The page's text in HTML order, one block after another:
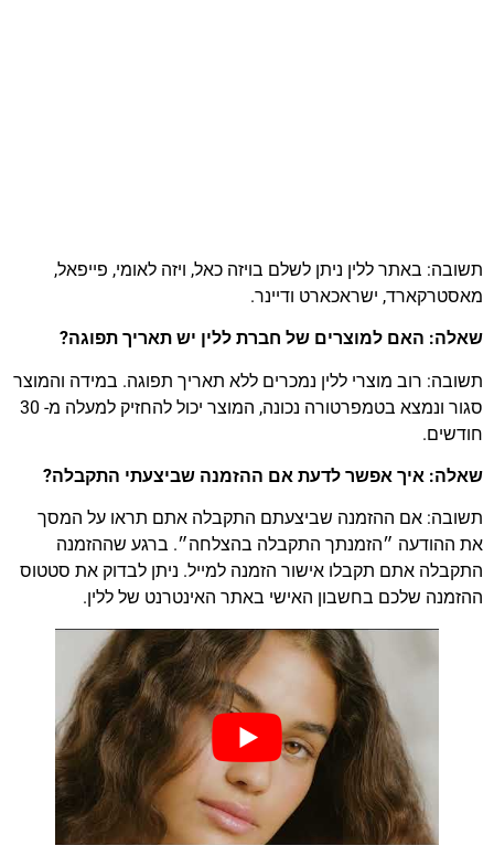
תשובה: באתר ללין ניתן לשלם בויזה כאל, ויזה לאומי, פייפאל,
מאסטרקארד, ישראכארט ודיינר.
שאלה: האם למוצרים של חברת ללין יש תאריך תפוגה?
תשובה: רוב מוצרי ללין נמכרים ללא תאריך תפוגה. במידה והמוצר
סגור ונמצא בטמפרטורה נכונה, המוצר יכול להחזיק למעלה מ- 30
חודשים.
שאלה: איך אפשר לדעת אם ההזמנה שביצעתי התקבלה?
תשובה: אם ההזמנה שביצעתם התקבלה אתם תראו על המסך
את ההודעה ״הזמנתך התקבלה בהצלחה״. ברגע שההזמנה
התקבלה אתם תקבלו אישור הזמנה למייל. ניתן לבדוק את סטטוס
ההזמנה שלכם בחשבון האישי באתר האינטרנט של ללין.